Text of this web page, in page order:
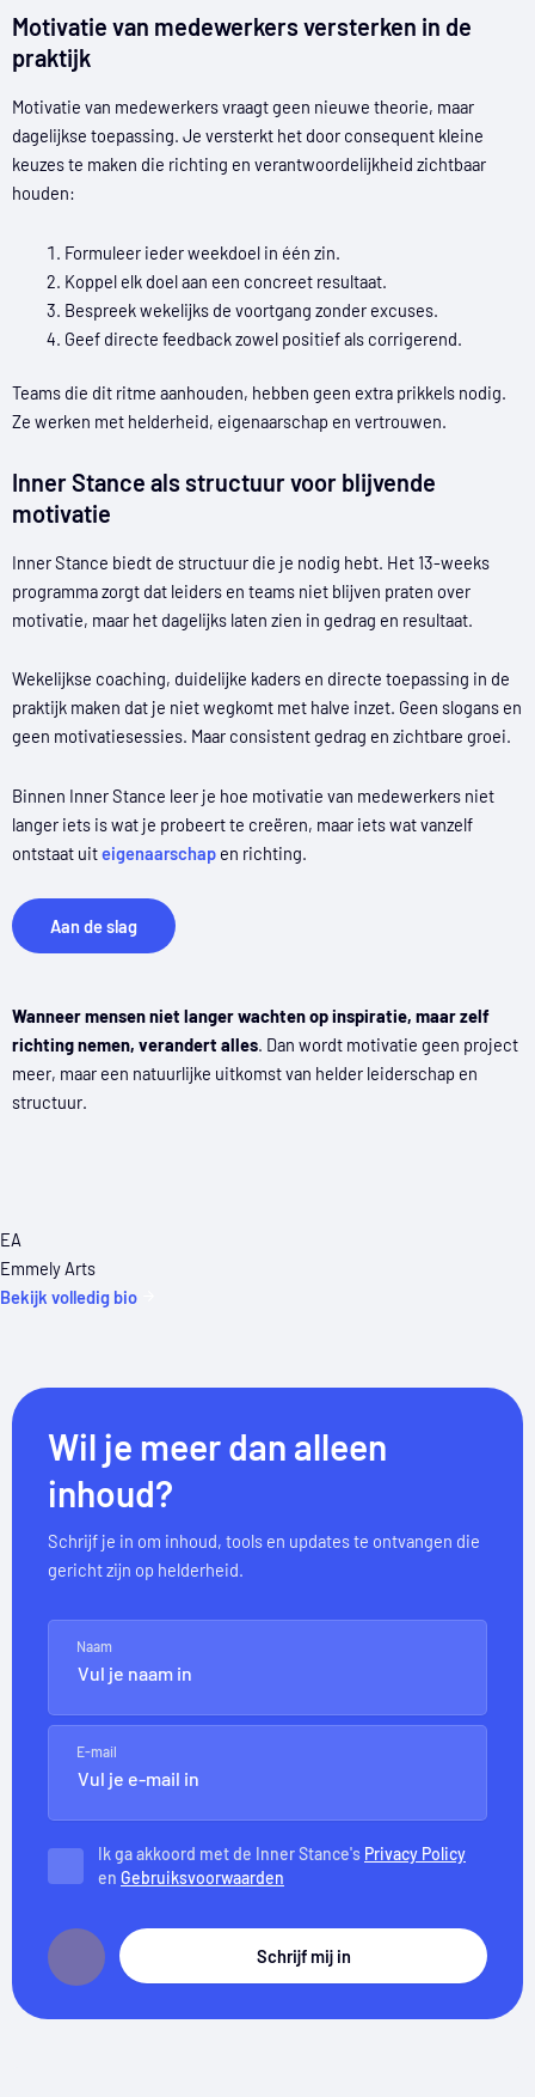
Motivatie van medewerkers versterken in de
praktijk
Motivatie van medewerkers vraagt geen nieuwe theorie, maar
dagelijkse toepassing. Je versterkt het door consequent kleine
keuzes te maken die richting en verantwoordelijkheid zichtbaar
houden:
Formuleer ieder weekdoel in één zin.
Koppel elk doel aan een concreet resultaat.
Bespreek wekelijks de voortgang zonder excuses.
Geef directe feedback zowel positief als corrigerend.
Teams die dit ritme aanhouden, hebben geen extra prikkels nodig.
Ze werken met helderheid, eigenaarschap en vertrouwen.
Inner Stance als structuur voor blijvende
motivatie
Inner Stance biedt de structuur die je nodig hebt. Het 13-weeks
programma zorgt dat leiders en teams niet blijven praten over
motivatie, maar het dagelijks laten zien in gedrag en resultaat.
Wekelijkse coaching, duidelijke kaders en directe toepassing in de
praktijk maken dat je niet wegkomt met halve inzet. Geen slogans en
geen motivatiesessies. Maar consistent gedrag en zichtbare groei.
Binnen Inner Stance leer je hoe motivatie van medewerkers niet
langer iets is wat je probeert te creëren, maar iets wat vanzelf
ontstaat uiteigenaarschap en richting.
Aan de slag
Wanneer mensen niet langer wachten op inspiratie, maar zelf
richting nemen, verandert alles . Dan wordt motivatie geen project
meer, maar een natuurlijke uitkomst van helder leiderschap en
structuur.
EA
Emmely Arts
Bekijk volledig bio
Wil je meer dan alleen
inhoud?
Schrijf je in om inhoud, tools en updates te ontvangen die
gericht zijn op helderheid.
Naam
E-mail
Ik ga akkoord met de Inner Stance's Privacy Policy
en Gebruiksvoorwaarden
Schrijf mij in